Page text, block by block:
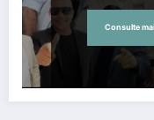
Consulte